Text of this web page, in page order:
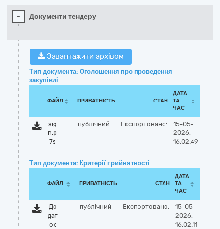
- Документи тендеру
Завантажити архівом
Тип документа: Оголошення про проведення
закупівлі
ФАЙЛ ПРИВАТНІСТЬ СТАН
ДАТА
ТА
ЧАС
sig
n.p
7s
публічний Експортовано:
15-05-
2026,
16:02:49
Тип документа: Критерії прийнятності
ФАЙЛ ПРИВАТНІСТЬ СТАН
ДАТА
ТА
ЧАС
До
дат
ок
публічний Експортовано:
15-05-
2026,
16:02:11